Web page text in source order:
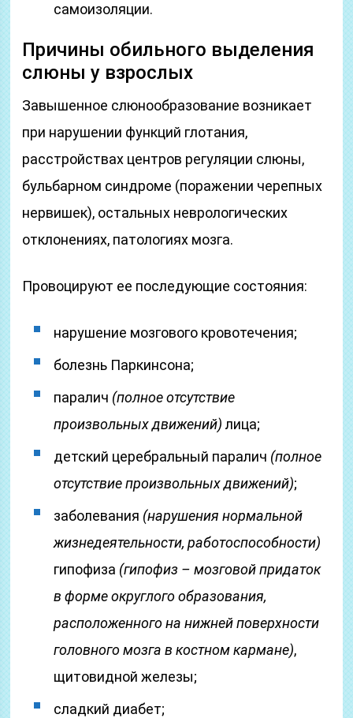
самоизоляции.
Причины обильного выделения
слюны у взрослых
Завышенное слюнообразование возникает
при нарушении функций глотания,
расстройствах центров регуляции слюны,
бульбарном синдроме (поражении черепных
нервишек), остальных неврологических
отклонениях, патологиях мозга.
Провоцируют ее последующие состояния:
нарушение мозгового кровотечения;
болезнь Паркинсона;
паралич (полное отсутствие
произвольных движений) лица;
детский церебральный паралич (полное
отсутствие произвольных движений);
заболевания (нарушения нормальной
жизнедеятельности, работоспособности)
гипофиза (гипофиз – мозговой придаток
в форме округлого образования,
расположенного на нижней поверхности
головного мозга в костном кармане),
щитовидной железы;
сладкий диабет;